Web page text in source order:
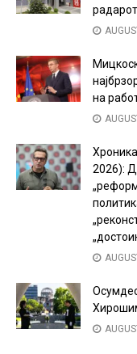
на
2026):